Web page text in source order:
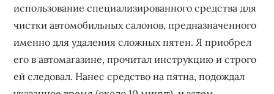
использование специализированного средства для
чистки автомобильных салонов‚ предназначенного
именно для удаления сложных пятен. Я приобрел
его в автомагазине‚ прочитал инструкцию и строго
ей следовал. Нанес средство на пятна‚ подождал